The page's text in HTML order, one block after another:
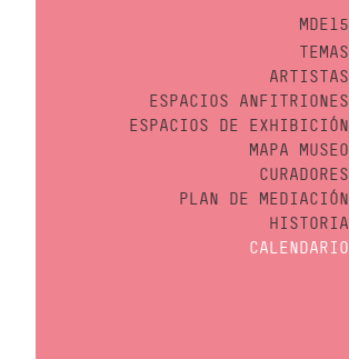
MDE15
TEMAS
ARTISTAS
ESPACIOS ANFITRIONES
ESPACIOS DE EXHIBICIÓN
MAPA MUSEO
CURADORES
PLAN DE MEDIACIÓN
HISTORIA
CALENDARIO